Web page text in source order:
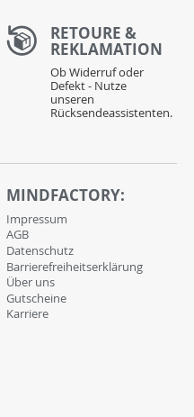
RETOURE &
REKLAMATION
Ob Widerruf oder
Defekt - Nutze
unseren
Rücksendeassistenten.
MINDFACTORY:
Impressum
AGB
Datenschutz
Barrierefreiheitserklärung
Über uns
Gutscheine
Karriere